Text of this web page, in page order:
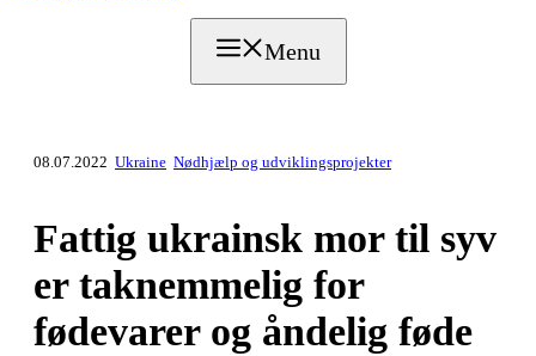
Menu
08.07.2022 Ukraine Nødhjælp og udviklingsprojekter
Fattig ukrainsk mor til syv
er taknemmelig for
fødevarer og åndelig føde